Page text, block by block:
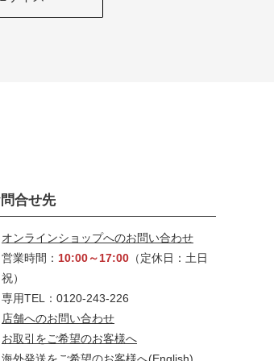
合せ先
オンラインショップへのお問い合わせ
営業時間： 10:00～17:00 （定休日：土日
祝）
専用TEL：0120-243-226
店舗へのお問い合わせ
お取引をご希望のお客様へ